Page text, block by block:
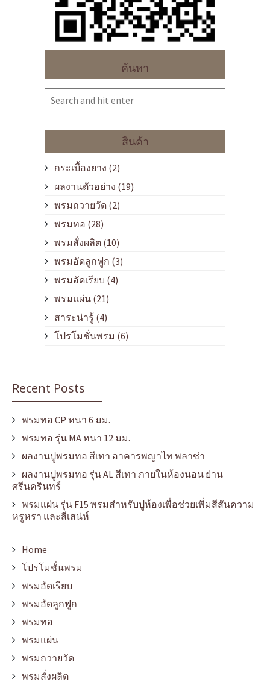
ค้นหา
สินค้า
กระเบื้องยาง (2)
ผลงานตัวอย่าง (19)
พรมถวายวัด (2)
พรมทอ (28)
พรมสั่งผลิต (10)
พรมอัดลูกฟูก (3)
พรมอัดเรียบ (4)
พรมแผ่น (21)
สาระน่ารู้ (4)
โปรโมชั่นพรม (6)
Recent Posts
พรมทอ CP หนา 6 มม.
พรมทอ รุ่น MA หนา 12 มม.
ผลงานปูพรมทอ สีเทา อาคารพญาไท พลาซ่า
ผลงานปูพรมทอ รุ่น AL สีเทา ภายในห้องนอน ย่าน
ศรีนครินทร์
พรมแผ่น รุ่น F15 พรมสำหรับปูห้องเพื่อช่วยเพิ่มสีสันความ
หรูหรา และสีเสน่ห์
Home
โปรโมชั่นพรม
พรมอัดเรียบ
พรมอัดลูกฟูก
พรมทอ
พรมแผ่น
พรมถวายวัด
พรมสั่งผลิต